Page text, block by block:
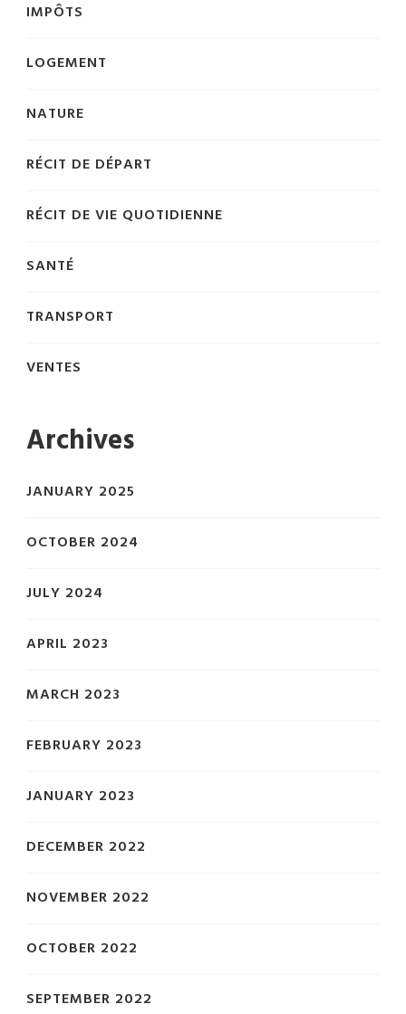
IMPÔTS
LOGEMENT
NATURE
RÉCIT DE DÉPART
RÉCIT DE VIE QUOTIDIENNE
SANTÉ
TRANSPORT
VENTES
Archives
JANUARY 2025
OCTOBER 2024
JULY 2024
APRIL 2023
MARCH 2023
FEBRUARY 2023
JANUARY 2023
DECEMBER 2022
NOVEMBER 2022
OCTOBER 2022
SEPTEMBER 2022